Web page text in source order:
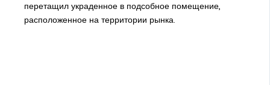
перетащил украденное в подсобное помещение,
расположенное на территории рынка.